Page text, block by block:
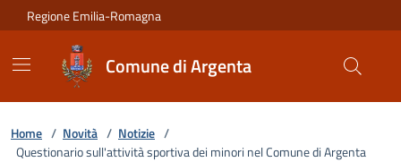
Vai ai contenuti
Vai al footer
Regione Emilia-Romagna
Comune di Argenta
Home / Novità / Notizie /
Questionario sull'attività sportiva dei minori nel Comune di Argenta